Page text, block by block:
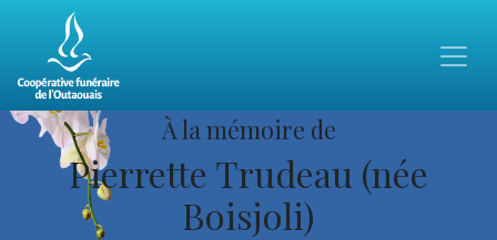
À la mémoire de
Pierrette Trudeau (née
Boisjoli)